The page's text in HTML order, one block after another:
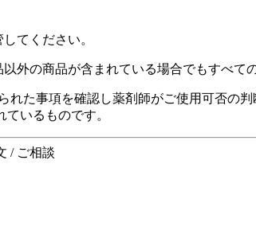
てください。
外の商品が含まれている場合でもすべて
た事項を確認し薬剤師がご使用可否の
いるものです。
/ ご相談